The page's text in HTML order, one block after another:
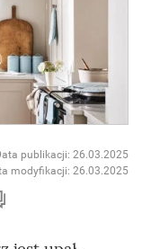
publikacji: 26.03.2025
modyfikacji: 26.03.2025